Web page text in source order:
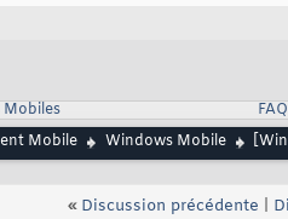
Mobile Windows Mobile
« Discussion précédente